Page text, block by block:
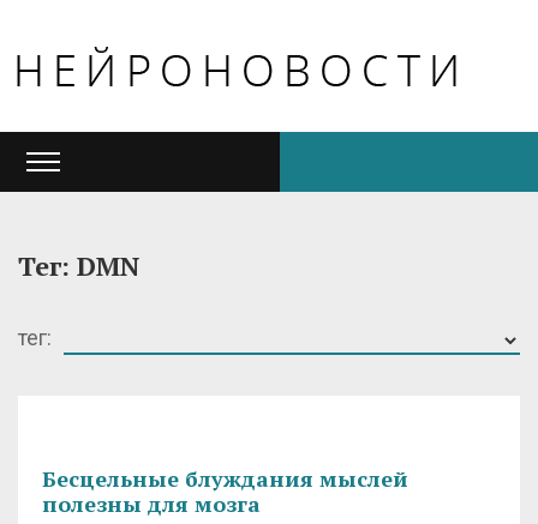
Тег: DMN
тег:
Бесцельные блуждания мыслей
полезны для мозга